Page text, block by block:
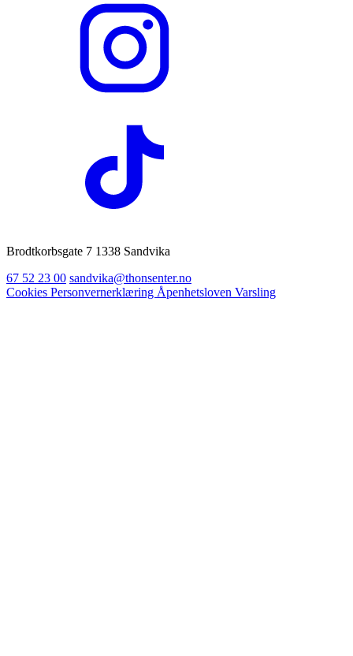
Brodtkorbsgate 7 1338 Sandvika
67 52 23 00 sandvika@thonsenter.no
Cookies Personvernerklæring Åpenhetsloven Varsling